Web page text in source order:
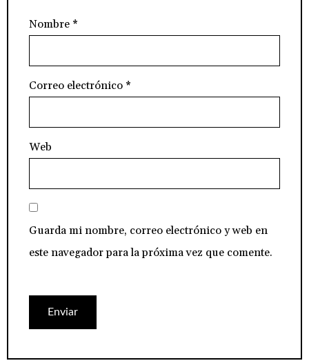
Nombre *
Correo electrónico *
Web
Guarda mi nombre, correo electrónico y web en
este navegador para la próxima vez que comente.